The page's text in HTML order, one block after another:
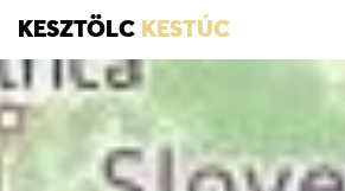
KESZTÖLC KESTÚC